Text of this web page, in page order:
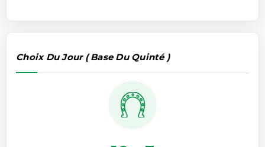
Choix Du Jour ( Base Du Quinté )